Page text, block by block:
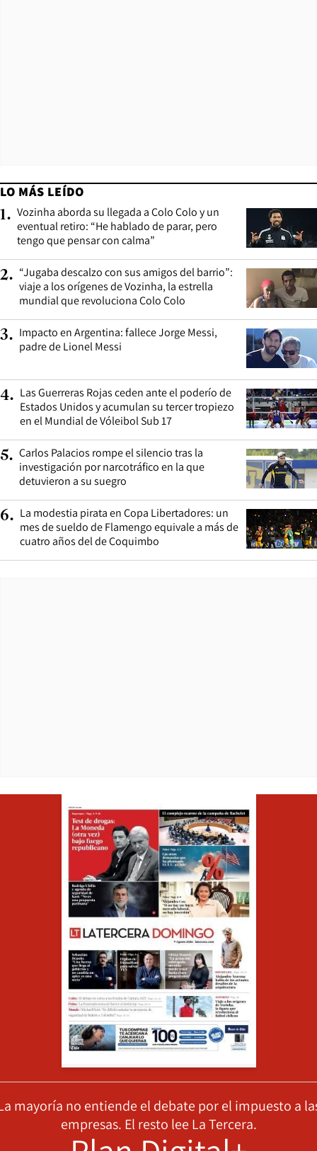
LO MÁS LEÍDO
1. Vozinha aborda su llegada a Colo Colo y un
eventual retiro: “He hablado de parar, pero
tengo que pensar con calma”
2. “Jugaba descalzo con sus amigos del barrio”:
viaje a los orígenes de Vozinha, la estrella
mundial que revoluciona Colo Colo
3. Impacto en Argentina: fallece Jorge Messi,
padre de Lionel Messi
4. Las Guerreras Rojas ceden ante el poderío de
Estados Unidos y acumulan su tercer tropiezo
en el Mundial de Vóleibol Sub 17
5. Carlos Palacios rompe el silencio tras la
investigación por narcotráfico en la que
detuvieron a su suegro
6. La modestia pirata en Copa Libertadores: un
mes de sueldo de Flamengo equivale a más de
cuatro años del de Coquimbo
mayoría no entiende el debate por el impuesto a
empresas. El resto lee La Tercera.